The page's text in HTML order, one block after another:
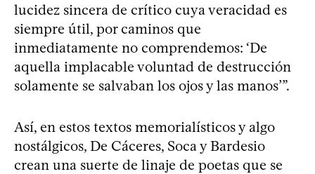
lucidez sincera de crítico cuya veracidad es
siempre útil, por caminos que
inmediatamente no comprendemos: ‘De
aquella implacable voluntad de destrucción
solamente se salvaban los ojos y las manos’”.
Así, en estos textos memorialísticos y algo
nostálgicos, De Cáceres, Soca y Bardesio
crean una suerte de linaje de poetas que se